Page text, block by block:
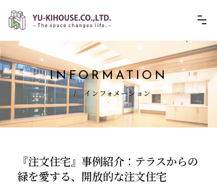
INFORMATION
/ インフォメーション
『注文住宅』事例紹介：テラスからの
緑を愛する、開放的な注文住宅